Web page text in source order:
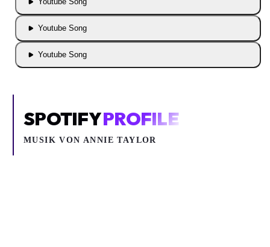
Youtube Song
Youtube Song
SPOTIFYPROFILE
MUSIK VON ANNIE TAYLOR